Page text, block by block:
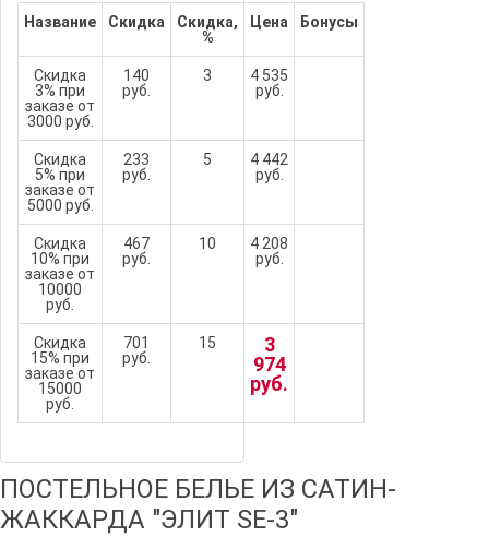
Название Скидка
Скидка,
%
Цена Бонусы
Скидка
3% при
заказе от
3000 руб.
140
руб.
3
4 535
руб.
Скидка
5% при
заказе от
5000 руб.
233
руб.
5
4 442
руб.
Скидка
10% при
заказе от
10000
руб.
467
руб.
10
4 208
руб.
Скидка
15% при
заказе от
15000
руб.
701
руб.
15
3
974
руб.
ПОСТЕЛЬНОЕ БЕЛЬЕ ИЗ САТИН-
ЖАККАРДА "ЭЛИТ SE-3"